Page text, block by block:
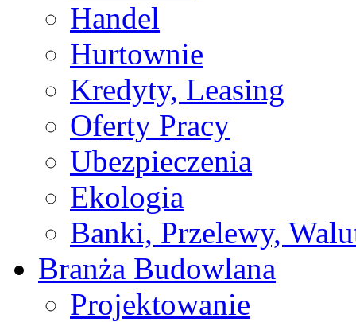
Handel
Hurtownie
Kredyty, Leasing
Oferty Pracy
Ubezpieczenia
Ekologia
Banki, Przelewy,
Branża Budowlana
Projektowanie